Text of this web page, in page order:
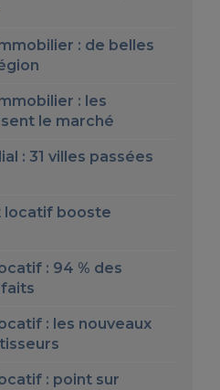
: de belles
: les
le marché
: 31 villes passées
locatif booste
: 94 % des
: les nouveaux
: point sur